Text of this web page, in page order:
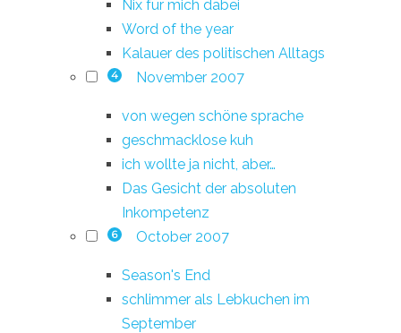
Nix für mich dabei
Word of the year
Kalauer des politischen Alltags
4 November 2007
von wegen schöne sprache
geschmacklose kuh
ich wollte ja nicht, aber…
Das Gesicht der absoluten
Inkompetenz
6 October 2007
Season's End
schlimmer als Lebkuchen im
September